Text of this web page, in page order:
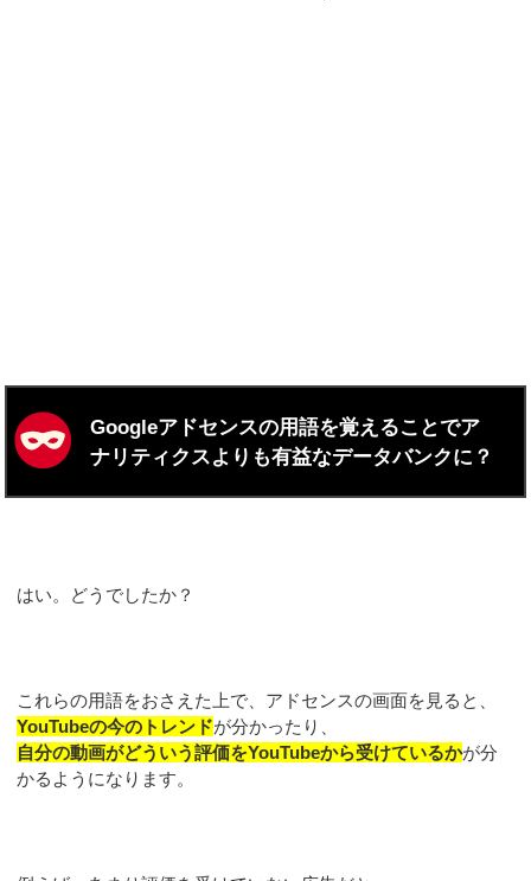
Googleアドセンスの用語を覚えることでア
ナリティクスよりも有益なデータバンクに？
はい。どうでしたか？
これらの用語をおさえた上で、アドセンスの画面を見ると、
YouTubeの今のトレンドが分かったり、
自分の動画がどういう評価をYouTubeから受けているかが分
かるようになります。